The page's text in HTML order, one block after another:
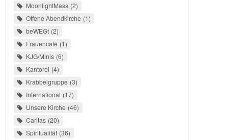
MoonlightMass 2
Offene Abendkirche 1
beWEGt 2
Frauencafé 1
KJG/Minis 6
Kantorei 4
Krabbelgruppe 3
International 17
Unsere Kirche 46
Caritas 20
Spiritualität 36